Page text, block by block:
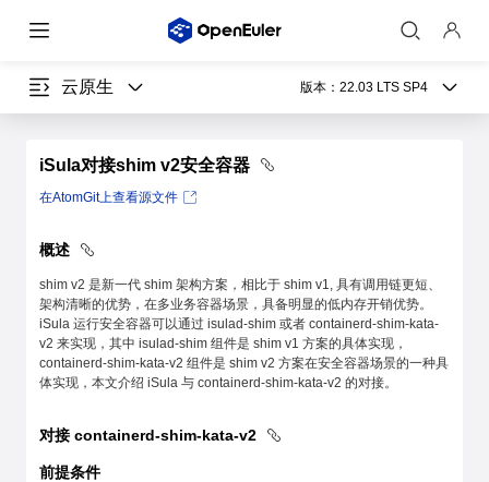
云原生 版本： 22.03 LTS SP4
iSula对接shim v2安全容器
在AtomGit上查看源文件
概述
shim v2 是新一代 shim 架构方案，相比于 shim v1, 具有调用链更短、
架构清晰的优势，在多业务容器场景，具备明显的低内存开销优势。
iSula 运行安全容器可以通过 isulad-shim 或者 containerd-shim-kata-
v2 来实现，其中 isulad-shim 组件是 shim v1 方案的具体实现，
containerd-shim-kata-v2 组件是 shim v2 方案在安全容器场景的一种具
体实现，本文介绍 iSula 与 containerd-shim-kata-v2 的对接。
对接 containerd-shim-kata-v2
前提条件